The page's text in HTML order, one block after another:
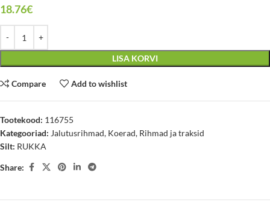
18.76€
LISA KORVI
Compare Add to wishlist
Tootekood: 116755
Kategooriad: Jalutusrihmad, Koerad, Rihmad ja traksid
Silt: RUKKA
Share: